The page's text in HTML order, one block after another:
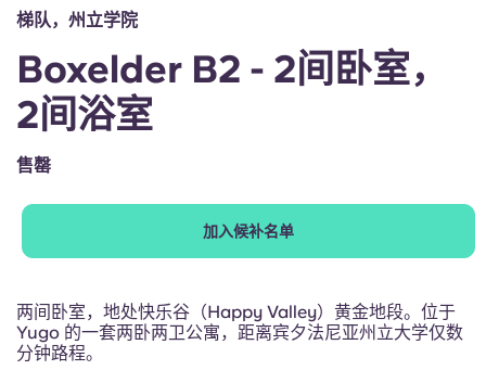
Chinese
Italian
登录
梯队，州立学院
Boxelder B2 - 2间卧室，
2间浴室
售罄
加入候补名单
两间卧室，地处快乐谷（Happy Valley）黄金地段。位于
Yugo 的一套两卧两卫公寓，距离宾夕法尼亚州立大学仅数
分钟路程。